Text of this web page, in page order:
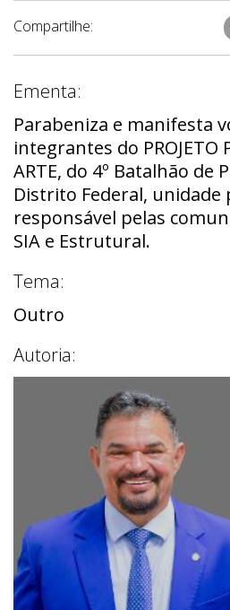
Compartilhe:
Ementa:
Parabeniza e manifesta
integrantes do PROJETO
ARTE, do 4º Batalhão de
Distrito Federal, unidade
responsável pelas
SIA e Estrutural.
Tema:
Outro
Autoria: